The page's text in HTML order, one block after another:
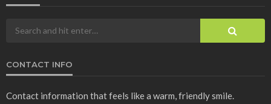
CONTACT INFO
Contact information that feels like a warm, friendly smile.